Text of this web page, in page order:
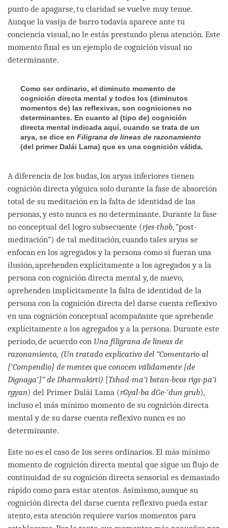
punto de apagarse, tu claridad se vuelve muy tenue.
Aunque la vasija de barro todavía aparece ante tu
conciencia visual, no le estás prestando plena atención. Este
momento final es un ejemplo de cognición visual no
determinante.
Como ser ordinario, el diminuto momento de
cognición directa mental y todos los (diminutos
momentos de) las reflexivas, son cogniciones no
determinantes. En cuanto al (tipo de) cognición
directa mental indicada aquí, cuando se trata de un
arya, se dice en Filigrana de líneas de razonamiento
(del primer Dalái Lama) que es una cognición válida.
A diferencia de los budas, los aryas inferiores tienen
cognición directa yóguica solo durante la fase de absorción
total de su meditación en la falta de identidad de las
personas, y esto nunca es no determinante. Durante la fase
no conceptual del logro subsecuente (rjes-thob, “post-
meditación”) de tal meditación, cuando tales aryas se
enfocan en los agregados y la persona como si fueran una
ilusión, aprehenden explícitamente a los agregados y a la
persona con cognición directa mental y, de nuevo,
aprehenden implícitamente la falta de identidad de la
persona con la cognición directa del darse cuenta reflexivo
en una cognición conceptual acompañante que aprehende
explícitamente a los agregados y a la persona. Durante este
período, de acuerdo con Una filigrana de líneas de
razonamiento, (Un tratado explicativo del “Comentario al
[‘Compendio] de mentes que conocen válidamente [de
Dignaga’]” de Dharmakirti) [Tshad-ma’i bstan-bcos rigs-pa’i
rgyan) del Primer Dalái Lama (rGyal-ba dGe-‘dun grub),
incluso el más mínimo momento de su cognición directa
mental y de su darse cuenta reflexivo nunca es no
determinante.
Este no es el caso de los seres ordinarios. El más mínimo
momento de cognición directa mental que sigue un flujo de
continuidad de su cognición directa sensorial es demasiado
rápido como para estar atentos. Asimismo, aunque su
cognición directa del darse cuenta reflexivo pueda estar
atento, esta atención requiere varios momentos para